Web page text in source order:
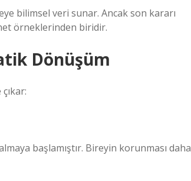
bilimsel veri sunar. Ancak son kararı
örneklerinden biridir.
Dönüşüm
başlamıştır. Bireyin korunması daha